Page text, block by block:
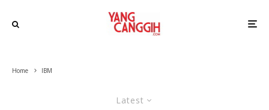
Home IBM
Latest